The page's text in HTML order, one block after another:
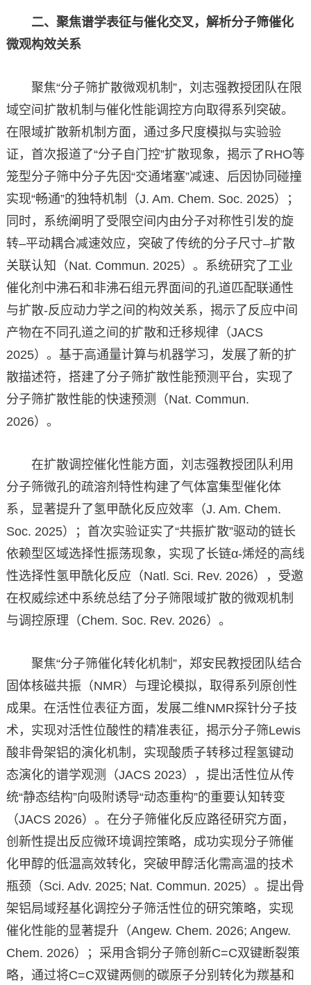
二、聚焦谱学表征与催化交叉，解析分子筛催化
微观构效关系
聚焦“分子筛扩散微观机制”，刘志强教授团队在限
域空间扩散机制与催化性能调控方向取得系列突破。
在限域扩散新机制方面，通过多尺度模拟与实验验
证，首次报道了“分子自门控”扩散现象，揭示了RHO等
笼型分子筛中分子先因“交通堵塞”减速、后因协同碰撞
实现“畅通”的独特机制（J. Am. Chem. Soc. 2025）；
同时，系统阐明了受限空间内由分子对称性引发的旋
转–平动耦合减速效应，突破了传统的分子尺寸–扩散
关联认知（Nat. Commun. 2025）。系统研究了工业
催化剂中沸石和非沸石组元界面间的孔道匹配联通性
与扩散-反应动力学之间的构效关系，揭示了反应中间
产物在不同孔道之间的扩散和迁移规律（JACS
2025）。基于高通量计算与机器学习，发展了新的扩
散描述符，搭建了分子筛扩散性能预测平台，实现了
分子筛扩散性能的快速预测（Nat. Commun.
2026）。
在扩散调控催化性能方面，刘志强教授团队利用
分子筛微孔的疏溶剂特性构建了气体富集型催化体
系，显著提升了氢甲酰化反应效率（J. Am. Chem.
Soc. 2025）；首次实验证实了“共振扩散”驱动的链长
依赖型区域选择性振荡现象，实现了长链α-烯烃的高线
性选择性氢甲酰化反应（Natl. Sci. Rev. 2026），受邀
在权威综述中系统总结了分子筛限域扩散的微观机制
与调控原理（Chem. Soc. Rev. 2026）。
聚焦“分子筛催化转化机制”，郑安民教授团队结合
固体核磁共振（NMR）与理论模拟，取得系列原创性
成果。在活性位表征方面，发展二维NMR探针分子技
术，实现对活性位酸性的精准表征，揭示分子筛Lewis
酸非骨架铝的演化机制，实现酸质子转移过程氢键动
态演化的谱学观测（JACS 2023），提出活性位从传
统“静态结构”向吸附诱导“动态重构”的重要认知转变
（JACS 2026）。在分子筛催化反应路径研究方面，
创新性提出反应微环境调控策略，成功实现分子筛催
化甲醇的低温高效转化，突破甲醇活化需高温的技术
瓶颈（Sci. Adv. 2025; Nat. Commun. 2025）。提出骨
架铝局域羟基化调控分子筛活性位的研究策略，实现
催化性能的显著提升（Angew. Chem. 2026; Angew.
Chem. 2026）；采用含铜分子筛创新C=C双键断裂策
略，通过将C=C双键两侧的碳原子分别转化为羰基和